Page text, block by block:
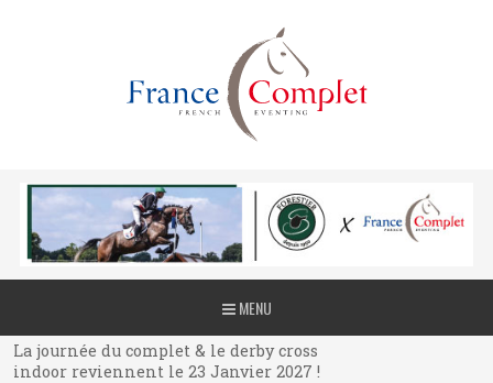
MENU
La journée du complet & le derby cross
indoor reviennent le 23 Janvier 2027 !
La journée du complet & le derby cross
indoor reviennent le 23 Janvier 2027 !